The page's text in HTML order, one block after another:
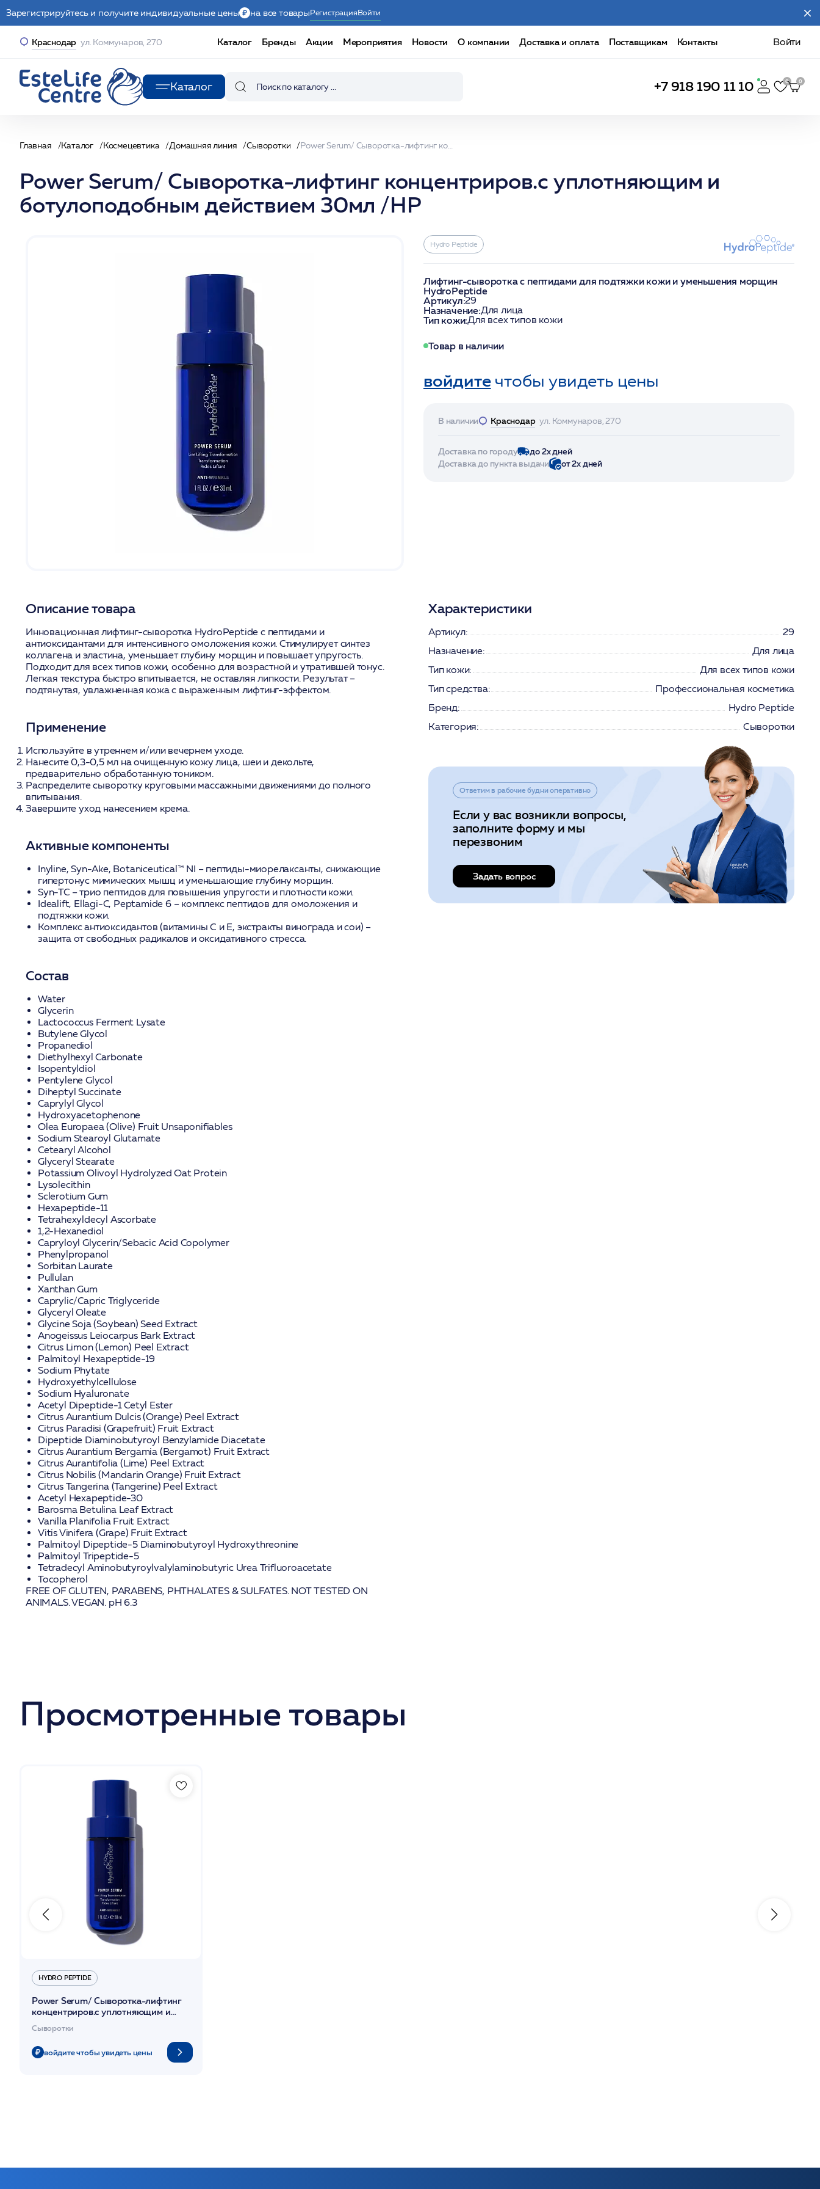
Зарегистрируйтесь и получите индивидуальные цены на все товарыРегистрацияВойти
Краснодар ул. Коммунаров, 270 Каталог Бренды Акции Мероприятия Новости О компании Доставка и оплата Поставщикам Контакты Войти
Каталог +7 918 190 11 10
Главная Каталог Космецевтика Домашняя линия Сыворотки Power Serum/ Сыворотка-лифтинг концентриров.с уплотняющим и ботулоподобным действием 30мл /HP
Power Serum/ Сыворотка-лифтинг концентриров.с уплотняющим и
ботулоподобным действием 30мл /HP
Hydro Peptide
Лифтинг-сыворотка с пептидами для подтяжки кожи и уменьшения морщин
HydroPeptide
Артикул:29
Назначение:Для лица
Тип кожи:Для всех типов кожи
Товар в наличии
войдитечтобы увидеть цены
В наличии Краснодар ул. Коммунаров, 270
Доставка по городу
до 2х дней
Доставка до пункта выдачи
от 2х дней
Описание товара
Инновационная лифтинг-сыворотка HydroPeptide с пептидами и
антиоксидантами для интенсивного омоложения кожи. Стимулирует синтез
коллагена и эластина, уменьшает глубину морщин и повышает упругость.
Подходит для всех типов кожи, особенно для возрастной и утратившей тонус.
Легкая текстура быстро впитывается, не оставляя липкости. Результат –
подтянутая, увлажненная кожа с выраженным лифтинг-эффектом.
Применение
Используйте в утреннем и/или вечернем уходе.
Нанесите 0,3-0,5 мл на очищенную кожу лица, шеи и декольте,
предварительно обработанную тоником.
Распределите сыворотку круговыми массажными движениями до полного
впитывания.
Завершите уход нанесением крема.
Активные компоненты
Inyline, Syn-Ake, Botaniceutical™ NI – пептиды-миорелаксанты, снижающие
гипертонус мимических мышц и уменьшающие глубину морщин.
Syn-TC– трио пептидов для повышения упругости и плотности кожи.
Idealift, Ellagi-C, Peptamide 6– комплекс пептидов для омоложения и
подтяжки кожи.
Комплекс антиоксидантов (витамины С и Е, экстракты винограда и сои) –
защита от свободных радикалов и оксидативного стресса.
Состав
Water
Glycerin
Lactococcus Ferment Lysate
Butylene Glycol
Propanediol
Diethylhexyl Carbonate
Isopentyldiol
Pentylene Glycol
Diheptyl Succinate
Caprylyl Glycol
Hydroxyacetophenone
Olea Europaea (Olive) Fruit Unsaponifiables
Sodium Stearoyl Glutamate
Cetearyl Alcohol
Glyceryl Stearate
Potassium Olivoyl Hydrolyzed Oat Protein
Lysolecithin
Sclerotium Gum
Hexapeptide-11
Tetrahexyldecyl Ascorbate
1,2-Hexanediol
Capryloyl Glycerin/Sebacic Acid Copolymer
Phenylpropanol
Sorbitan Laurate
Pullulan
Xanthan Gum
Caprylic/Capric Triglyceride
Glyceryl Oleate
Glycine Soja (Soybean) Seed Extract
Anogeissus Leiocarpus Bark Extract
Citrus Limon (Lemon) Peel Extract
Palmitoyl Hexapeptide-19
Sodium Phytate
Hydroxyethylcellulose
Sodium Hyaluronate
Acetyl Dipeptide-1 Cetyl Ester
Citrus Aurantium Dulcis (Orange) Peel Extract
Citrus Paradisi (Grapefruit) Fruit Extract
Dipeptide Diaminobutyroyl Benzylamide Diacetate
Citrus Aurantium Bergamia (Bergamot) Fruit Extract
Citrus Aurantifolia (Lime) Peel Extract
Citrus Nobilis (Mandarin Orange) Fruit Extract
Citrus Tangerina (Tangerine) Peel Extract
Acetyl Hexapeptide-30
Barosma Betulina Leaf Extract
Vanilla Planifolia Fruit Extract
Vitis Vinifera (Grape) Fruit Extract
Palmitoyl Dipeptide-5 Diaminobutyroyl Hydroxythreonine
Palmitoyl Tripeptide-5
Tetradecyl Aminobutyroylvalylaminobutyric Urea Trifluoroacetate
Tocopherol
FREE OF GLUTEN, PARABENS, PHTHALATES & SULFATES. NOT TESTED ON
ANIMALS. VEGAN. pH 6.3
Характеристики
Артикул:
29
Назначение:
Для лица
Тип кожи:
Для всех типов кожи
Тип средства:
Профессиональная косметика
Бренд:
Hydro Peptide
Категория:
Сыворотки
Ответим в рабочие будни оперативно
Если у вас возникли вопросы,
заполните форму и мы
перезвоним
Задать вопрос
Просмотренные товары
HYDRO PEPTIDE
Power Serum/ Сыворотка-лифтинг
концентриров.с уплотняющим и
ботулоподобным действием 30мл
/HP
Сыворотки
войдите чтобы увидеть цены